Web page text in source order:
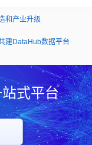
和产业升级
建DataHub数据平台
式平台